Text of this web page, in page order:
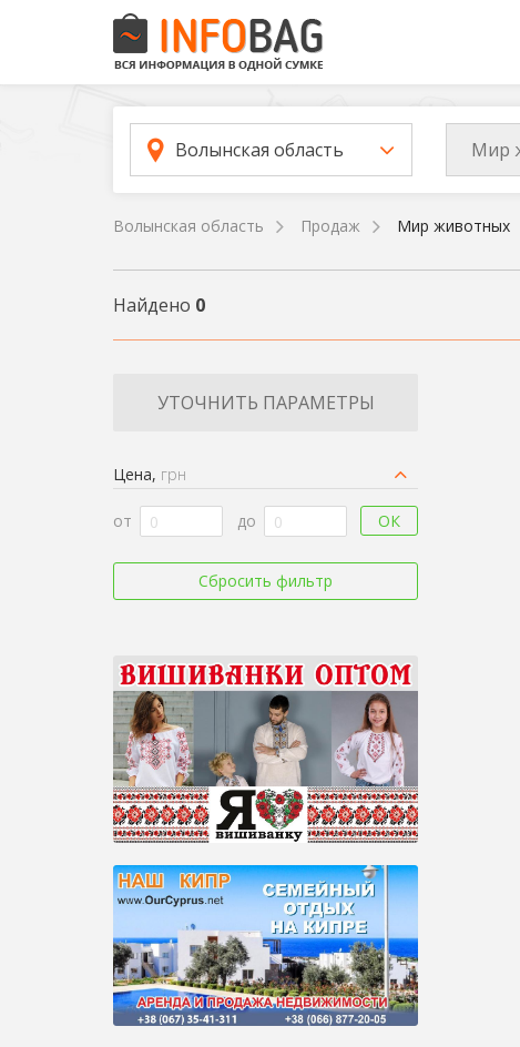
Волынская область Мир
Волынская область Продаж Мир животных
Найдено 0
УТОЧНИТЬ ПАРАМЕТРЫ
Цена, грн
от до ОК
Сбросить фильтр